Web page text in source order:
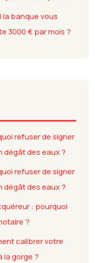
la banque vous
3000 € par mois ?
refuser de signer
dégât des eaux ?
refuser de signer
dégât des eaux ?
: pourquoi
?
calibrer votre
la gorge ?